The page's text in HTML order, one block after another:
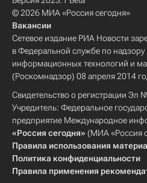
© 2026 МИА «Россия сегодня»
Вакансии
Сетевое издание РИА Новости
в Федеральной службе по надзору
информационных технологий и
(Роскомнадзор) 08 апреля 2014
Свидетельство о регистрации
Учредитель: Федеральное
предприятие Международное
«Россия сегодня» (МИА «Россия
Правила использования
Политика конфиденциальности
Правила применения